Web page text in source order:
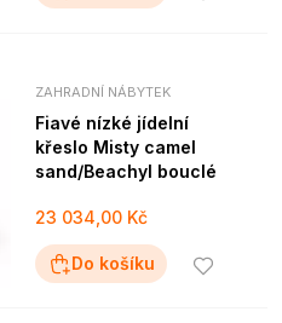
ZAHRADNÍ NÁBYTEK
Fiavé nízké jídelní
křeslo Misty camel
sand/Beachyl bouclé
23 034,00 Kč
Do košíku